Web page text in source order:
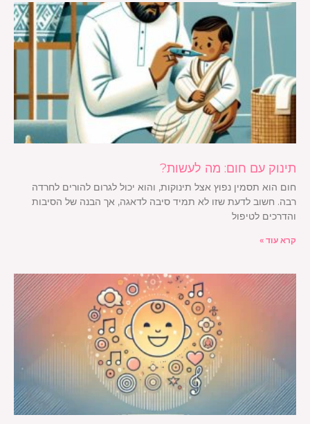
תינוק עם חום: מה לעשות?
חום הוא תסמין נפוץ אצל תינוקות, והוא יכול לגרום להורים לחרדה
רבה. חשוב לדעת שזו לא תמיד סיבה לדאגה, אך הבנה של הסיבות
והדרכים לטיפול
קרא עוד »